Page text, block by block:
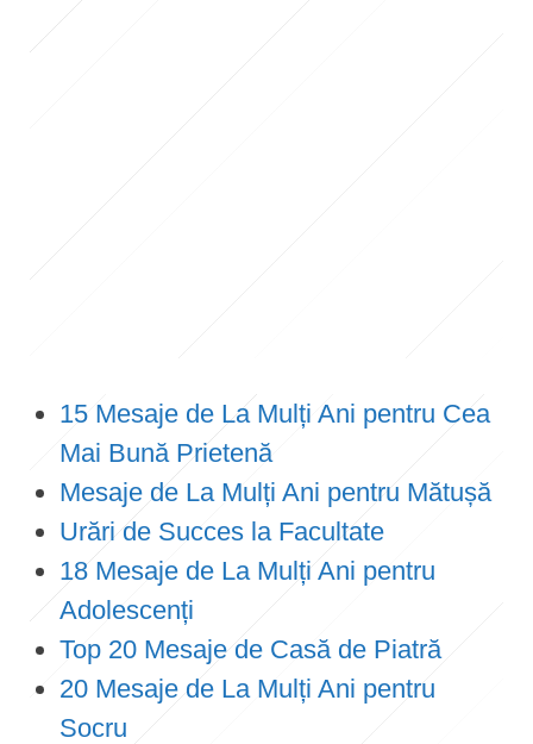
15 Mesaje de La Mulți Ani pentru Cea
Mai Bună Prietenă
Mesaje de La Mulți Ani pentru Mătușă
Urări de Succes la Facultate
18 Mesaje de La Mulți Ani pentru
Adolescenți
Top 20 Mesaje de Casă de Piatră
20 Mesaje de La Mulți Ani pentru
Socru